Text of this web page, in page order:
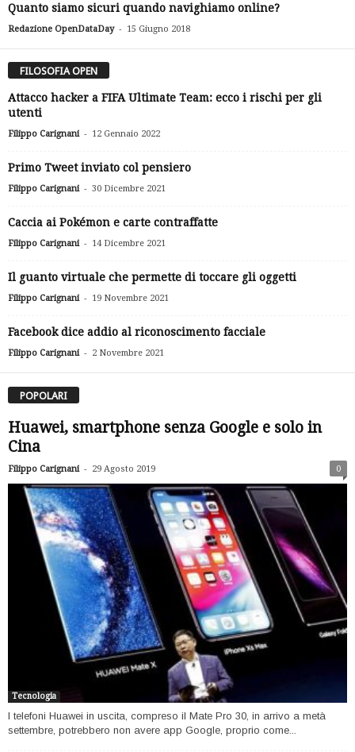
Quanto siamo sicuri quando navighiamo online?
Redazione OpenDataDay - 15 Giugno 2018
FILOSOFIA OPEN
Attacco hacker a FIFA Ultimate Team: ecco i rischi per gli
utenti
Filippo Carignani - 12 Gennaio 2022
Primo Tweet inviato col pensiero
Filippo Carignani - 30 Dicembre 2021
Caccia ai Pokémon e carte contraffatte
Filippo Carignani - 14 Dicembre 2021
Il guanto virtuale che permette di toccare gli oggetti
Filippo Carignani - 19 Novembre 2021
Facebook dice addio al riconoscimento facciale
Filippo Carignani - 2 Novembre 2021
POPOLARI
Huawei, smartphone senza Google e solo in
Cina
Filippo Carignani - 29 Agosto 2019 0
Tecnologia
I telefoni Huawei in uscita, compreso il Mate Pro 30, in arrivo a metà
settembre, potrebbero non avere app Google, proprio come...